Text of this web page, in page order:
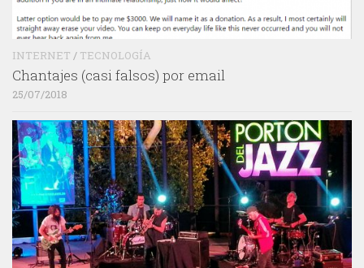
INTERNET / TECNOLOGÍA
Chantajes (casi falsos) por email
25/07/2018